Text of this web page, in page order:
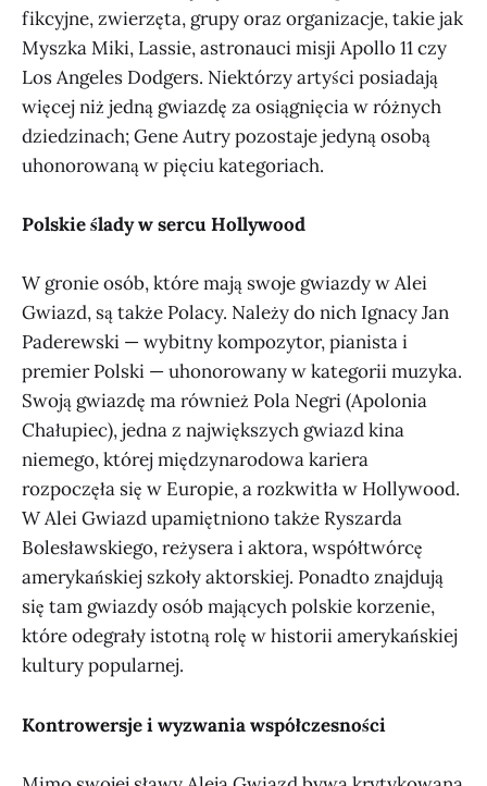
fikcyjne, zwierzęta, grupy oraz organizacje, takie jak
Myszka Miki, Lassie, astronauci misji Apollo 11 czy
Los Angeles Dodgers. Niektórzy artyści posiadają
więcej niż jedną gwiazdę za osiągnięcia w różnych
dziedzinach; Gene Autry pozostaje jedyną osobą
uhonorowaną w pięciu kategoriach.
Polskie ślady w sercu Hollywood
W gronie osób, które mają swoje gwiazdy w Alei
Gwiazd, są także Polacy. Należy do nich Ignacy Jan
Paderewski — wybitny kompozytor, pianista i
premier Polski — uhonorowany w kategorii muzyka.
Swoją gwiazdę ma również Pola Negri (Apolonia
Chałupiec), jedna z największych gwiazd kina
niemego, której międzynarodowa kariera
rozpoczęła się w Europie, a rozkwitła w Hollywood.
W Alei Gwiazd upamiętniono także Ryszarda
Bolesławskiego, reżysera i aktora, współtwórcę
amerykańskiej szkoły aktorskiej. Ponadto znajdują
się tam gwiazdy osób mających polskie korzenie,
które odegrały istotną rolę w historii amerykańskiej
kultury popularnej.
Kontrowersje i wyzwania współczesności